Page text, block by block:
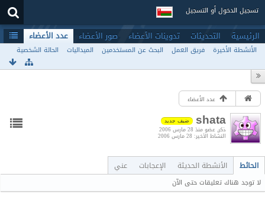
تسجيل الدخول أو التسجيل
الرئيسية التحديثات تدوينات الأعضاء صور الأعضاء عدد الأعضاء
الأنشطة الأخيرة فريق العمل البحث عن المستخدمين الميداليات الحالة الشخصية
عدد الأعضاء
shata ضيف جديد
ذكر عضو منذ 28 مارس 2006
النشاط الأخير 28 مارس 2006
الحائط الأنشطة الحديثة الإعجابات عني
لا توجد هناك تعليقات حتى الآن